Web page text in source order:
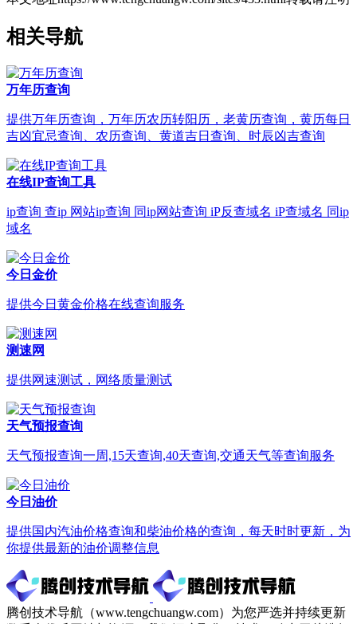
相关导航
万年历查询
提供万年历查询，万年历农历转阳历，老黄历查询，黄历每日
吉凶宜忌查询、农历查询、黄道吉日查询、时辰凶吉查询
在线IP查询工具
ip查询 查ip 网站ip查询 同ip网站查询 iP反查域名 iP查域名 同ip
域名
今日金价
提供今日黄金价格在线查询服务
测速网
提供网速测试，网络质量测试
天气预报查询
天气预报查询一周,15天查询,40天查询,交通天气等查询服务
今日油价
提供国内汽油价格查询和柴油价格的查询，每天时时更新，为
你提供最新的油价调整信息
腾创技术导航（www.tengchuangw.com）为您严选并持续更新